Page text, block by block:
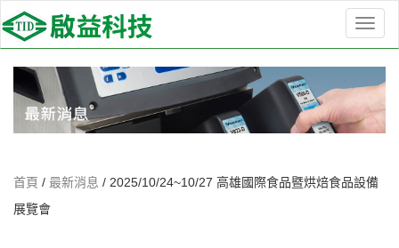
選
切
換
首頁 / 最新消息 / 2025/10/24~10/27 高雄國際食品暨烘焙食品設備
展覽會